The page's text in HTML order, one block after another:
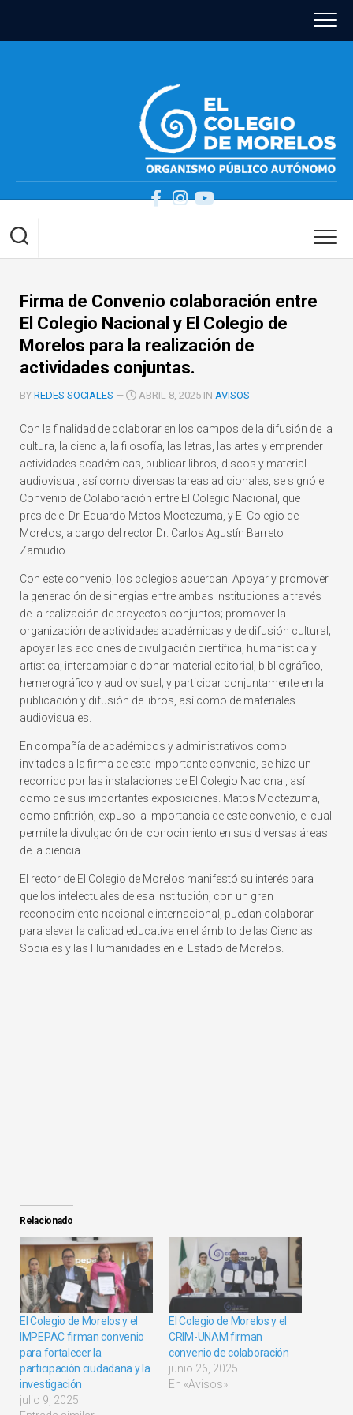
content
Firma de Convenio colaboración entre
El Colegio Nacional y El Colegio de
Morelos para la realización de
actividades conjuntas.
BY REDES SOCIALES — ABRIL 8, 2025 IN AVISOS
Con la finalidad de colaborar en los campos de la difusión de la
cultura, la ciencia, la filosofía, las letras, las artes y emprender
actividades académicas, publicar libros, discos y material
audiovisual, así como diversas tareas adicionales, se signó el
Convenio de Colaboración entre El Colegio Nacional, que
preside el Dr. Eduardo Matos Moctezuma, y El Colegio de
Morelos, a cargo del rector Dr. Carlos Agustín Barreto
Zamudio.
Con este convenio, los colegios acuerdan: Apoyar y promover
la generación de sinergias entre ambas instituciones a través
de la realización de proyectos conjuntos; promover la
organización de actividades académicas y de difusión cultural;
apoyar las acciones de divulgación científica, humanística y
artística; intercambiar o donar material editorial, bibliográfico,
hemerográfico y audiovisual; y participar conjuntamente en la
publicación y difusión de libros, así como de materiales
audiovisuales.
En compañía de académicos y administrativos como
invitados a la firma de este importante convenio, se hizo un
recorrido por las instalaciones de El Colegio Nacional, así
como de sus importantes exposiciones. Matos Moctezuma,
como anfitrión, expuso la importancia de este convenio, el cual
permite la divulgación del conocimiento en sus diversas áreas
de la ciencia.
El rector de El Colegio de Morelos manifestó su interés para
que los intelectuales de esa institución, con un gran
reconocimiento nacional e internacional, puedan colaborar
para elevar la calidad educativa en el ámbito de las Ciencias
Sociales y las Humanidades en el Estado de Morelos.
Relacionado
El Colegio de Morelos y el
IMPEPAC firman convenio
para fortalecer la
participación ciudadana y la
investigación
julio 9, 2025
El Colegio de Morelos y el
CRIM-UNAM firman
convenio de colaboración
junio 26, 2025
En «Avisos»